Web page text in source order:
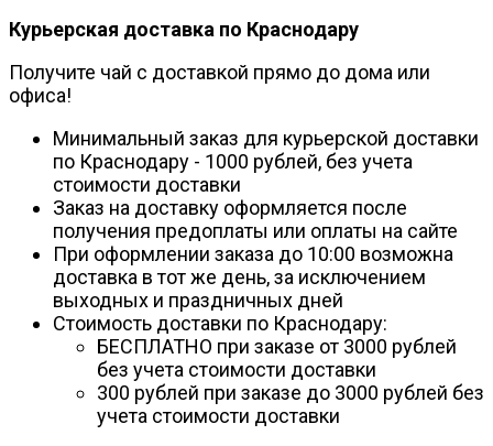
Курьерская доставка по Краснодару
Получите чай с доставкой прямо до дома или
офиса!
Минимальный заказ для курьерской доставки
по Краснодару - 1000 рублей, без учета
стоимости доставки
Заказ на доставку оформляется после
получения предоплаты или оплаты на сайте
При оформлении заказа до 10:00 возможна
доставка в тот же день, за исключением
выходных и праздничных дней
Стоимость доставки по Краснодару:
БЕСПЛАТНО при заказе от 3000 рублей
без учета стоимости доставки
300 рублей при заказе до 3000 рублей без
учета стоимости доставки